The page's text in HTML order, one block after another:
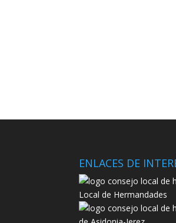
ENLACES DE
Local de Hermandades